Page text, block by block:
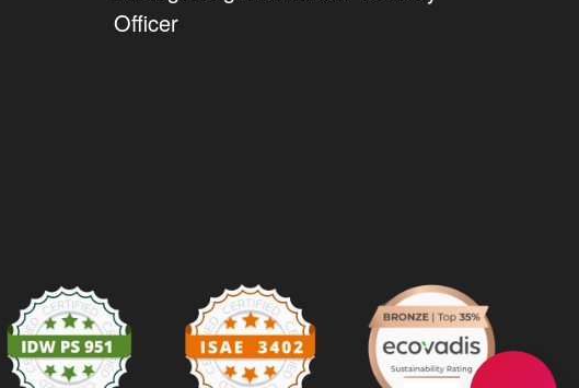
Officer